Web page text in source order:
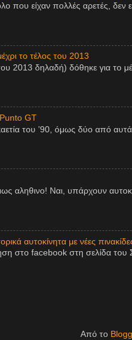
είχαν πολλές αρετές, δεν
το τέλος του 2013
2013 δηλαδή) δόθηκε για
GT
του ’90, όμως δύο από αυτά
αληθινο! Ναι, υπάρχουν
αυτοκίνητα με νέες
στο facebook στη σελίδα του
Από το